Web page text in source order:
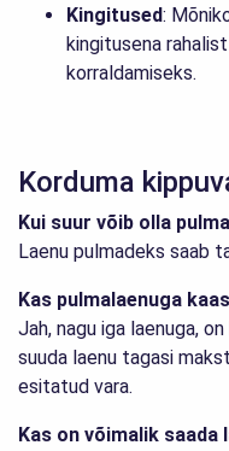
Kingitused:
kingitusena
korraldamiseks.
Korduma
Kui suur võib olla
Laenu pulmadeks saab
Kas pulmalaenuga
Jah, nagu iga laenuga,
suuda laenu tagasi
esitatud vara.
Kas on võimalik saada